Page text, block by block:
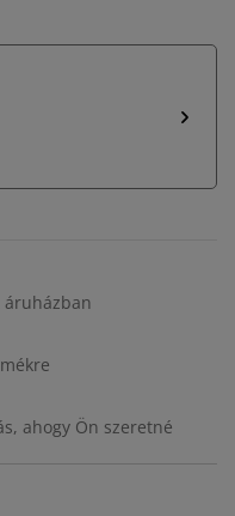
áruházban
ahogy Ön szeretné
nyújtunk
használunk a
élményének
és a